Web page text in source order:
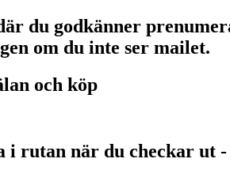
du godkänner
om du inte ser mailet.
och köp
i rutan när du checkar ut